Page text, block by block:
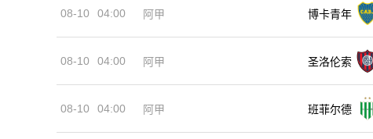
08-10 04:00 阿甲 博卡青年
08-10 04:00 阿甲 圣洛伦索
08-10 04:00 阿甲 班菲尔德